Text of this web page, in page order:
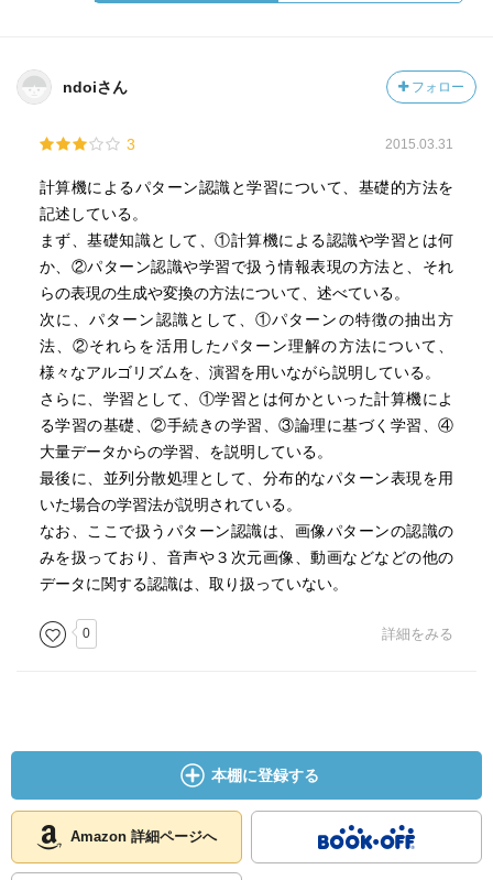
ndoiさん フォロー
3 2015.03.31
計算機によるパターン認識と学習について、基礎的方法を
記述している。
まず、基礎知識として、①計算機による認識や学習とは何
か、②パターン認識や学習で扱う情報表現の方法と、それ
らの表現の生成や変換の方法について、述べている。
次に、パターン認識として、①パターンの特徴の抽出方
法、②それらを活用したパターン理解の方法について、
様々なアルゴリズムを、演習を用いながら説明している。
さらに、学習として、①学習とは何かといった計算機によ
る学習の基礎、②手続きの学習、③論理に基づく学習、④
大量データからの学習、を説明している。
最後に、並列分散処理として、分布的なパターン表現を用
いた場合の学習法が説明されている。
なお、ここで扱うパターン認識は、画像パターンの認識の
みを扱っており、音声や３次元画像、動画などなどの他の
データに関する認識は、取り扱っていない。
0 詳細をみる
本棚に登録する
Amazon 詳細ページへ